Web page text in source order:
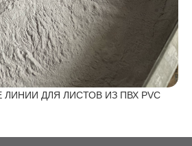
ДЛЯ ЛИСТОВ ИЗ ПВХ PVC